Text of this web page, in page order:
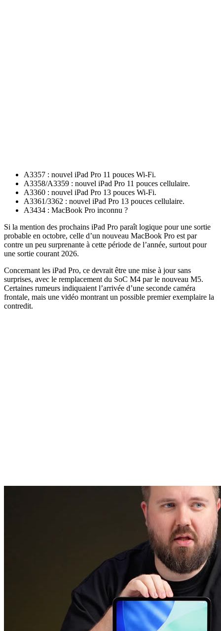
A3357 : nouvel iPad Pro 11 pouces Wi-Fi.
A3358/A3359 : nouvel iPad Pro 11 pouces cellulaire.
A3360 : nouvel iPad Pro 13 pouces Wi-Fi.
A3361/3362 : nouvel iPad Pro 13 pouces cellulaire.
A3434 : MacBook Pro inconnu ?
Si la mention des prochains iPad Pro paraît logique pour une sortie
probable en octobre, celle d’un nouveau MacBook Pro est par
contre un peu surprenante à cette période de l’année, surtout pour
une sortie courant 2026.
Concernant les iPad Pro, ce devrait être une mise à jour sans
surprises, avec le remplacement du SoC M4 par le nouveau M5.
Certaines rumeurs indiquaient l’arrivée d’une seconde caméra
frontale, mais une vidéo montrant un possible premier exemplaire la
contredit.